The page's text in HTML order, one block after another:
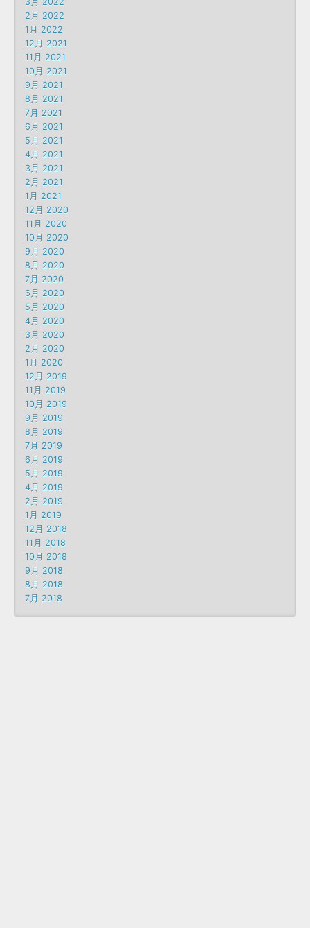
2月 2022
1月 2022
12月 2021
11月 2021
10月 2021
9月 2021
8月 2021
7月 2021
6月 2021
5月 2021
4月 2021
3月 2021
2月 2021
1月 2021
12月 2020
11月 2020
10月 2020
9月 2020
8月 2020
7月 2020
6月 2020
5月 2020
4月 2020
3月 2020
2月 2020
1月 2020
12月 2019
11月 2019
10月 2019
9月 2019
8月 2019
7月 2019
6月 2019
5月 2019
4月 2019
2月 2019
1月 2019
12月 2018
11月 2018
10月 2018
9月 2018
8月 2018
7月 2018